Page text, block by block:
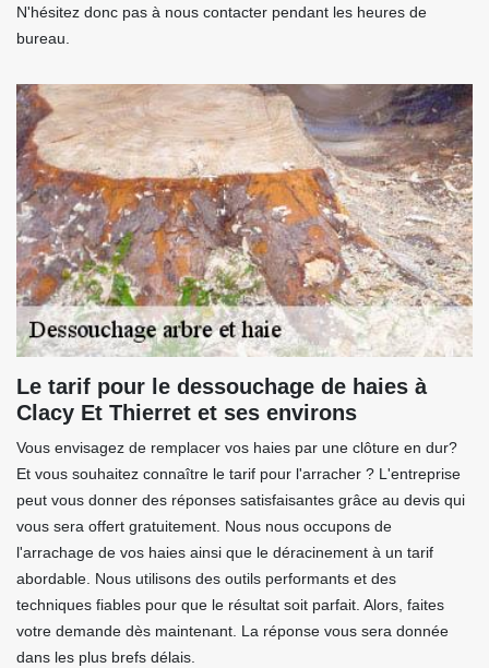
N'hésitez donc pas à nous contacter pendant les heures de
bureau.
Le tarif pour le dessouchage de haies à
Clacy Et Thierret et ses environs
Vous envisagez de remplacer vos haies par une clôture en dur?
Et vous souhaitez connaître le tarif pour l'arracher ? L'entreprise
peut vous donner des réponses satisfaisantes grâce au devis qui
vous sera offert gratuitement. Nous nous occupons de
l'arrachage de vos haies ainsi que le déracinement à un tarif
abordable. Nous utilisons des outils performants et des
techniques fiables pour que le résultat soit parfait. Alors, faites
votre demande dès maintenant. La réponse vous sera donnée
dans les plus brefs délais.